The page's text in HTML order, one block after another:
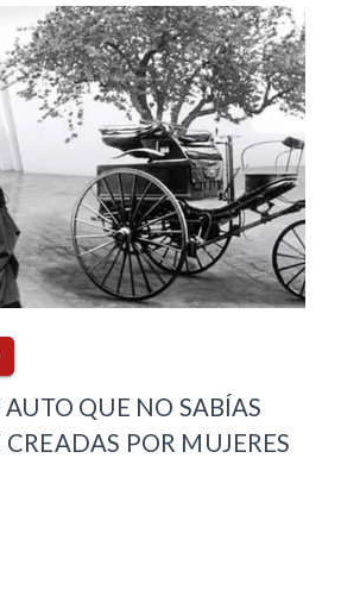
QUE NO SABÍAS
POR MUJERES